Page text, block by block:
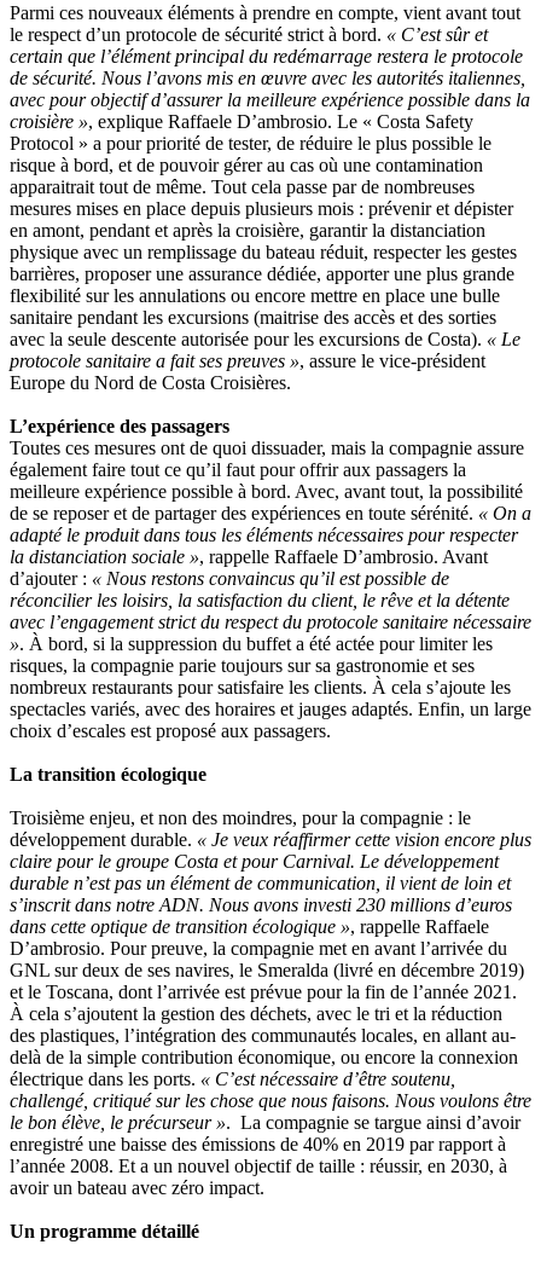
Parmi ces nouveaux éléments à prendre en compte, vient avant tout
le respect d’un protocole de sécurité strict à bord. « C’est sûr et
certain que l’élément principal du redémarrage restera le protocole
de sécurité. Nous l’avons mis en œuvre avec les autorités italiennes,
avec pour objectif d’assurer la meilleure expérience possible dans la
croisière », explique Raffaele D’ambrosio. Le « Costa Safety
Protocol » a pour priorité de tester, de réduire le plus possible le
risque à bord, et de pouvoir gérer au cas où une contamination
apparaitrait tout de même. Tout cela passe par de nombreuses
mesures mises en place depuis plusieurs mois : prévenir et dépister
en amont, pendant et après la croisière, garantir la distanciation
physique avec un remplissage du bateau réduit, respecter les gestes
barrières, proposer une assurance dédiée, apporter une plus grande
flexibilité sur les annulations ou encore mettre en place une bulle
sanitaire pendant les excursions (maitrise des accès et des sorties
avec la seule descente autorisée pour les excursions de Costa). « Le
protocole sanitaire a fait ses preuves », assure le vice-président
Europe du Nord de Costa Croisières.
L’expérience des passagers
Toutes ces mesures ont de quoi dissuader, mais la compagnie assure
également faire tout ce qu’il faut pour offrir aux passagers la
meilleure expérience possible à bord. Avec, avant tout, la possibilité
de se reposer et de partager des expériences en toute sérénité. « On a
adapté le produit dans tous les éléments nécessaires pour respecter
la distanciation sociale », rappelle Raffaele D’ambrosio. Avant
d’ajouter : « Nous restons convaincus qu’il est possible de
réconcilier les loisirs, la satisfaction du client, le rêve et la détente
avec l’engagement strict du respect du protocole sanitaire nécessaire
». À bord, si la suppression du buffet a été actée pour limiter les
risques, la compagnie parie toujours sur sa gastronomie et ses
nombreux restaurants pour satisfaire les clients. À cela s’ajoute les
spectacles variés, avec des horaires et jauges adaptés. Enfin, un large
choix d’escales est proposé aux passagers.
La transition écologique
Troisième enjeu, et non des moindres, pour la compagnie : le
développement durable. « Je veux réaffirmer cette vision encore plus
claire pour le groupe Costa et pour Carnival. Le développement
durable n’est pas un élément de communication, il vient de loin et
s’inscrit dans notre ADN. Nous avons investi 230 millions d’euros
dans cette optique de transition écologique », rappelle Raffaele
D’ambrosio. Pour preuve, la compagnie met en avant l’arrivée du
GNL sur deux de ses navires, le Smeralda (livré en décembre 2019)
et le Toscana, dont l’arrivée est prévue pour la fin de l’année 2021.
À cela s’ajoutent la gestion des déchets, avec le tri et la réduction
des plastiques, l’intégration des communautés locales, en allant au-
delà de la simple contribution économique, ou encore la connexion
électrique dans les ports. « C’est nécessaire d’être soutenu,
challengé, critiqué sur les chose que nous faisons. Nous voulons être
le bon élève, le précurseur ». La compagnie se targue ainsi d’avoir
enregistré une baisse des émissions de 40% en 2019 par rapport à
l’année 2008. Et a un nouvel objectif de taille : réussir, en 2030, à
avoir un bateau avec zéro impact.
Un programme détaillé